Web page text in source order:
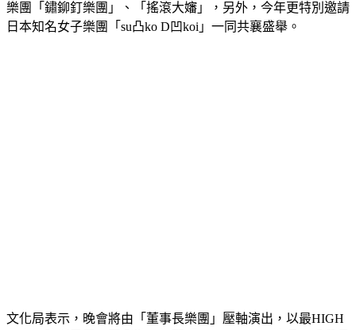
樂團「鏽鉚釘樂團」、「搖滾大嬸」，另外，今年更特別邀請
日本知名女子樂團「su凸ko D凹koi」一同共襄盛舉。
文化局表示，晚會將由「董事長樂團」壓軸演出，以最HIGH